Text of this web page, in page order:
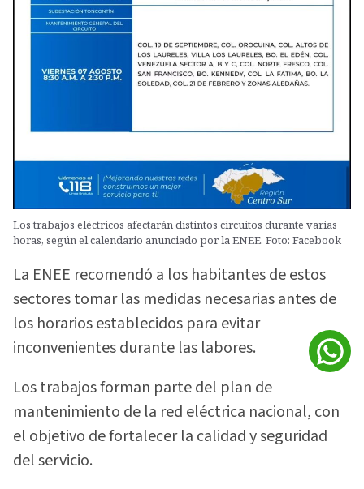
Los trabajos eléctricos afectarán distintos circuitos durante varias
horas, según el calendario anunciado por la ENEE. Foto: Facebook
La ENEE recomendó a los habitantes de estos
sectores tomar las medidas necesarias antes de
los horarios establecidos para evitar
inconvenientes durante las labores.
Los trabajos forman parte del plan de
mantenimiento de la red eléctrica nacional, con
el objetivo de fortalecer la calidad y seguridad
del servicio.